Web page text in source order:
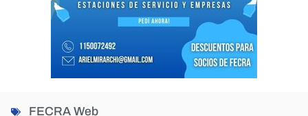
FECRA Web